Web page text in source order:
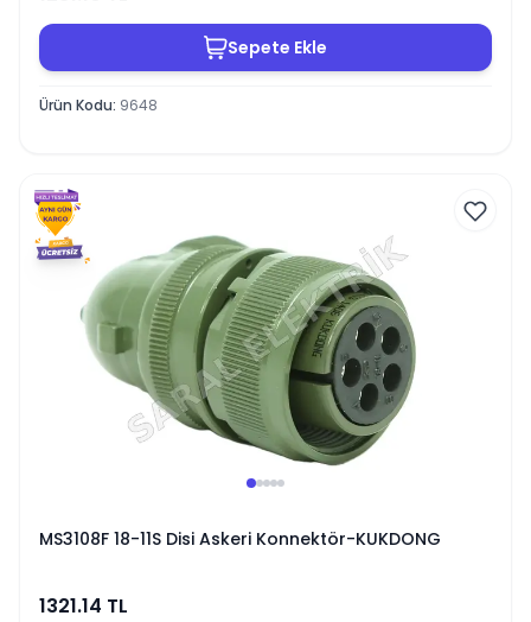
Sepete Ekle
Ürün Kodu: 9648
MS3108F 18-11S Disi Askeri Konnektör-KUKDONG
1321.14 TL